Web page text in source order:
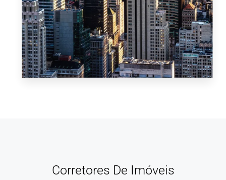
MAIS DETALHES
Corretores De Imóveis